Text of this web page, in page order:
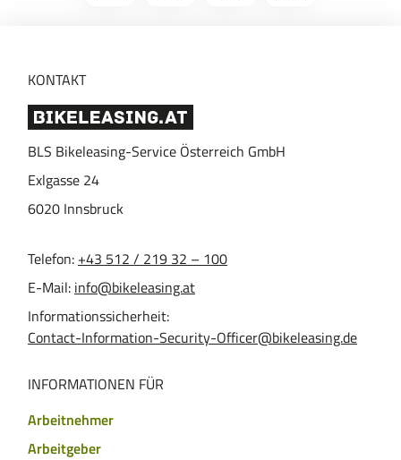
KONTAKT
BLS Bikeleasing-Service Österreich GmbH
Exlgasse 24
6020 Innsbruck
Telefon: +43 512 / 219 32 – 100
E-Mail: info@bikeleasing.at
Informationssicherheit:
Contact-Information-Security-Officer@bikeleasing.de
INFORMATIONEN FÜR
Arbeitnehmer
Arbeitgeber